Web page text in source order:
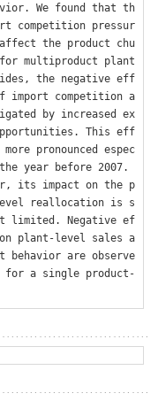
We found that th
competition pressur
the product chu
multiproduct plant
the negative eff
import competition a
by increased ex
This eff
pronounced espec
year before 2007.
its impact on the p
reallocation is s
limited. Negative ef
plant-level sales a
behavior are observe
for a single product-